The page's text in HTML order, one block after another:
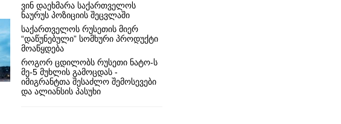
ვინ დაეხმარა საქართველოს
ნაურუს პოზიციის შეცვლაში
საქართველოს რუსეთის მიერ
“დაწუნებული” სომხური პროდუქტი
მოაწყდება
როგორ ცდილობს რუსეთი ნატო-ს
მე-5 მუხლის გამოცდას -
იმიგრანტთა შესაძლო შემოსევები
და ალიანსის პასუხი